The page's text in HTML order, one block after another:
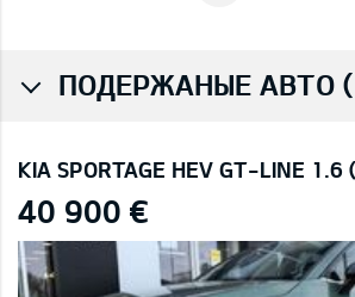
ПОДЕРЖАНЫЕ АВТО
KIA SPORTAGE HEV GT-LINE 1.6
40 900 €